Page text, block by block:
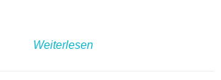
Weiterlesen